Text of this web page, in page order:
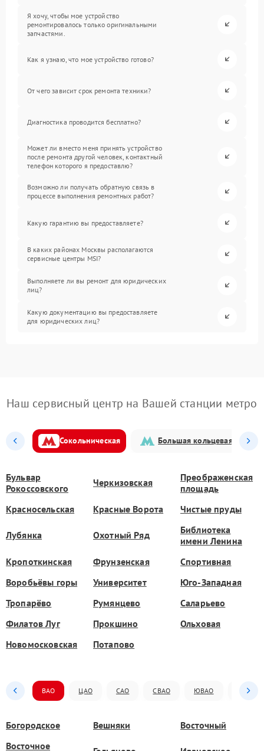
Я хочу, чтобы мое устройство
ремонтировалось только оригинальными
запчастями.
Как я узнаю, что мое устройство готово?
От чего зависит срок ремонта техники?
Диагностика проводится бесплатно?
Может ли вместо меня принять устройство
после ремонта другой человек, контактный
телефон которого я предоставлю?
Возможно ли получать обратную связь в
процессе выполнения ремонтных работ?
Какую гарантию вы предоставляете?
В каких районах Москвы располагаются
сервисные центры MSI?
Выполняете ли вы ремонт для юридических
лиц?
Какую документацию вы предоставляете
для юридических лиц?
Наш сервисный центр на Вашей станции метро
Сокольническая Большая кольцевая
Бульвар
Рокоссовского
Черкизовская
Преображенская
площадь
Красносельская
Красные Ворота Чистые пруды
Лубянка Охотный Ряд
Библиотека
имени Ленина
Кропоткинская
Фрунзенская
Спортивная
Воробьёвы горы
Университет
Юго-Западная
Тропарёво
Румянцево
Саларьево
Филатов Луг
Прокшино
Ольховая
Новомосковская
Потапово
ВАО ЦАО САО СВАО ЮВАО ЮАО
Богородское Вешняки
Восточный
Восточное